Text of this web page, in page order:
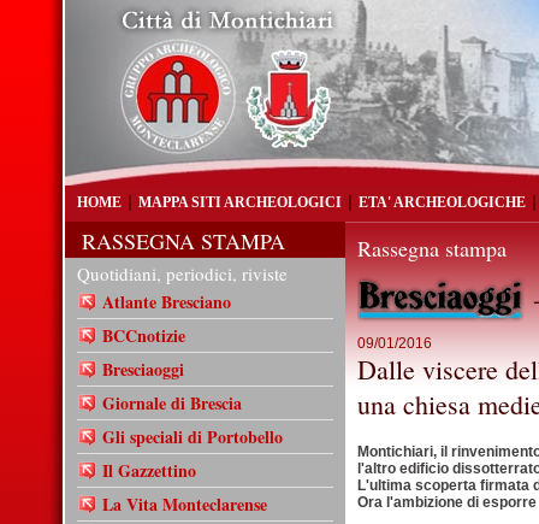
HOME MAPPA SITI ARCHEOLOGICI ETA' ARCHEOLOGICHE
RASSEGNA STAMPA
Quotidiani, periodici, riviste
Atlante Bresciano
BCCnotizie
Bresciaoggi
Giornale di Brescia
Gli speciali di Portobello
Il Gazzettino
La Vita Monteclarense
Rassegna stampa
-
09/01/2016
Dalle viscere
una chiesa
Montichiari, il
l'altro edificio
L'ultima scoperta firmata
Ora l'ambizione di